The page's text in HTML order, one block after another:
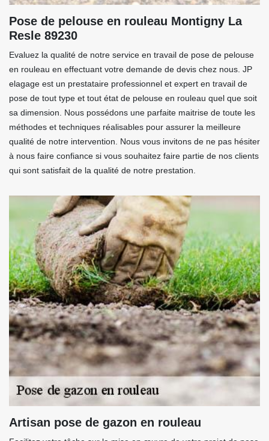
Pose de pelouse en rouleau Montigny La
Resle 89230
Evaluez la qualité de notre service en travail de pose de pelouse
en rouleau en effectuant votre demande de devis chez nous. JP
elagage est un prestataire professionnel et expert en travail de
pose de tout type et tout état de pelouse en rouleau quel que soit
sa dimension. Nous possédons une parfaite maitrise de toute les
méthodes et techniques réalisables pour assurer la meilleure
qualité de notre intervention. Nous vous invitons de ne pas hésiter
à nous faire confiance si vous souhaitez faire partie de nos clients
qui sont satisfait de la qualité de notre prestation.
Artisan pose de gazon en rouleau